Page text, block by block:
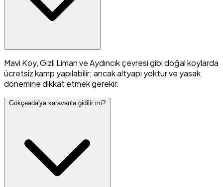
Mavi Koy, Gizli Liman ve Aydıncık çevresi gibi doğal koylarda
ücretsiz kamp yapılabilir; ancak altyapı yoktur ve yasak
dönemine dikkat etmek gerekir.
Gökçeada'ya karavanla gidilir mi?